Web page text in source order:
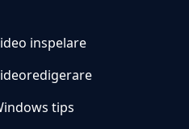
inspelare
tips